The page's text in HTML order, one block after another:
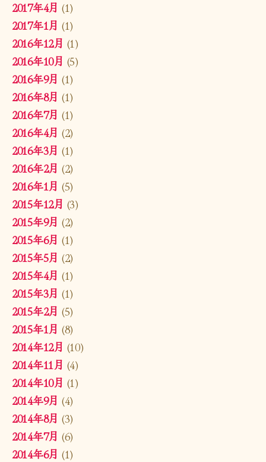
2017年4月 (1)
2017年1月 (1)
2016年12月 (1)
2016年10月 (5)
2016年9月 (1)
2016年8月 (1)
2016年7月 (1)
2016年4月 (2)
2016年3月 (1)
2016年2月 (2)
2016年1月 (5)
2015年12月 (3)
2015年9月 (2)
2015年6月 (1)
2015年5月 (2)
2015年4月 (1)
2015年3月 (1)
2015年2月 (5)
2015年1月 (8)
2014年12月 (10)
2014年11月 (4)
2014年10月 (1)
2014年9月 (4)
2014年8月 (3)
2014年7月 (6)
2014年6月 (1)